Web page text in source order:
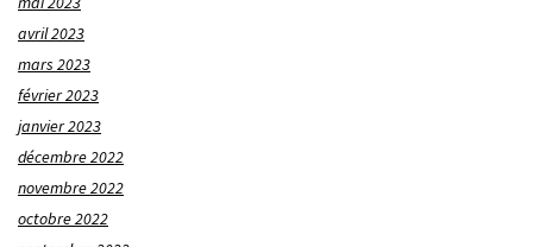
avril 2023
mars 2023
février 2023
janvier 2023
décembre 2022
novembre 2022
octobre 2022